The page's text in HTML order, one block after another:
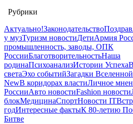
Рубрики
Актуально!Законодательство
у музТуризм новостиДетиАрмия
промышленность, заводы, ОПК
РоссииБлаготворительностьНаша
родинаПсихоанализИстории Успеха
светаЭхо событийЗагадки Вселенной
NewВ коридорах властиЛичное
РоссииАвто новостиFashion новости
блокМедицинаСпортНовости IT
годИнтересные фактыК 80-летию
Битве